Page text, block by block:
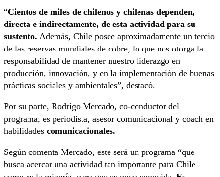
“Cientos de miles de chilenos y chilenas dependen,
directa e indirectamente, de esta actividad para su
sustento. Además, Chile posee aproximadamente un tercio
de las reservas mundiales de cobre, lo que nos otorga la
responsabilidad de mantener nuestro liderazgo en
producción, innovación, y en la implementación de buenas
prácticas sociales y ambientales”, destacó.
Por su parte, Rodrigo Mercado, co-conductor del
programa, es periodista, asesor comunicacional y coach en
habilidades comunicacionales.
Según comenta Mercado, este será un programa “que
busca acercar una actividad tan importante para Chile